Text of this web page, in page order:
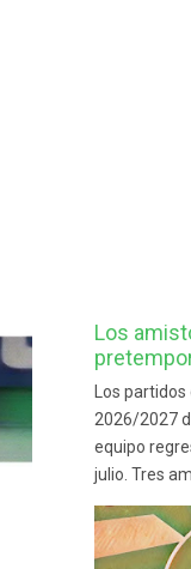
Los
Los
2026/2027
equipo
julio. Tres